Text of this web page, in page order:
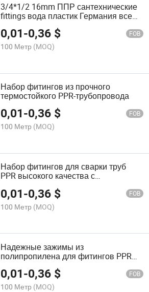
3/4*1/2 16mm ППР сантехнические
fittings вода пластик Германия все
типы ППР fittings список труб
0,01-0,36 $ FOB
100 Метр (MOQ)
Набор фитингов из прочного
термостойкого PPR-трубопровода
0,01-0,36 $ FOB
100 Метр (MOQ)
Набор фитингов для сварки труб
PPR высокого качества с
0,01-0,36 $ FOB
100 Метр (MOQ)
Надежные зажимы из
полипропилена для фитингов PPR
20-160mm Pn12.5-25
0,01-0,36 $ FOB
100 Метр (MOQ)